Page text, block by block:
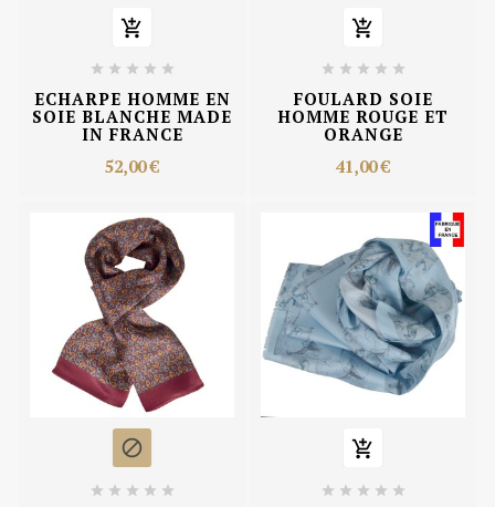

    
ECHARPE HOMME EN
SOIE BLANCHE MADE
IN FRANCE
52,00 €

    
FOULARD SOIE
HOMME ROUGE ET
ORANGE
41,00 €

    

    